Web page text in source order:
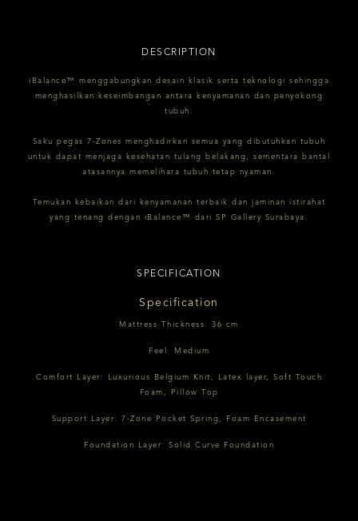
DESCRIPTION
iBalance™ menggabungkan desain klasik serta teknologi sehingga
menghasilkan keseimbangan antara kenyamanan dan penyokong
tubuh.
Saku pegas 7-Zones menghadirkan semua yang dibutuhkan tubuh
untuk dapat menjaga kesehatan tulang belakang, sementara bantal
atasannya memelihara tubuh tetap nyaman.
Temukan kebaikan dari kenyamanan terbaik dan jaminan istirahat
yang tenang dengan iBalance™ dari SP Gallery Surabaya.
SPECIFICATION
Specification
Mattress Thickness: 36 cm
Feel: Medium
Comfort Layer: Luxurious Belgium Knit, Latex layer, Soft Touch
Foam, Pillow Top
Support Layer: 7-Zone Pocket Spring, Foam Encasement
Foundation Layer: Solid Curve Foundation